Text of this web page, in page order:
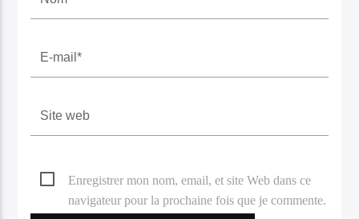
Enregistrer mon nom, email, et site Web dans ce
navigateur pour la prochaine fois que je commente.